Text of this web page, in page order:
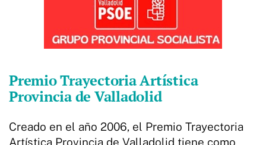
Premio Trayectoria Artística
Provincia de Valladolid
Creado en el año 2006, el Premio Trayectoria
Artística Provincia de Valladolid tiene como